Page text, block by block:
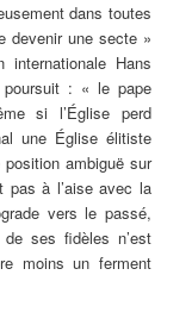
dans toutes
devenir une secte »
Hans
poursuit : « le pape
si l’Église perd
une Église élitiste
ambiguë sur
pas à l’aise avec la
vers le passé,
ses fidèles n’est
moins un ferment